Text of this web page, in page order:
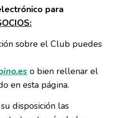
para
sobre el Club puedes
o bien rellenar el
en esta página.
disposición las